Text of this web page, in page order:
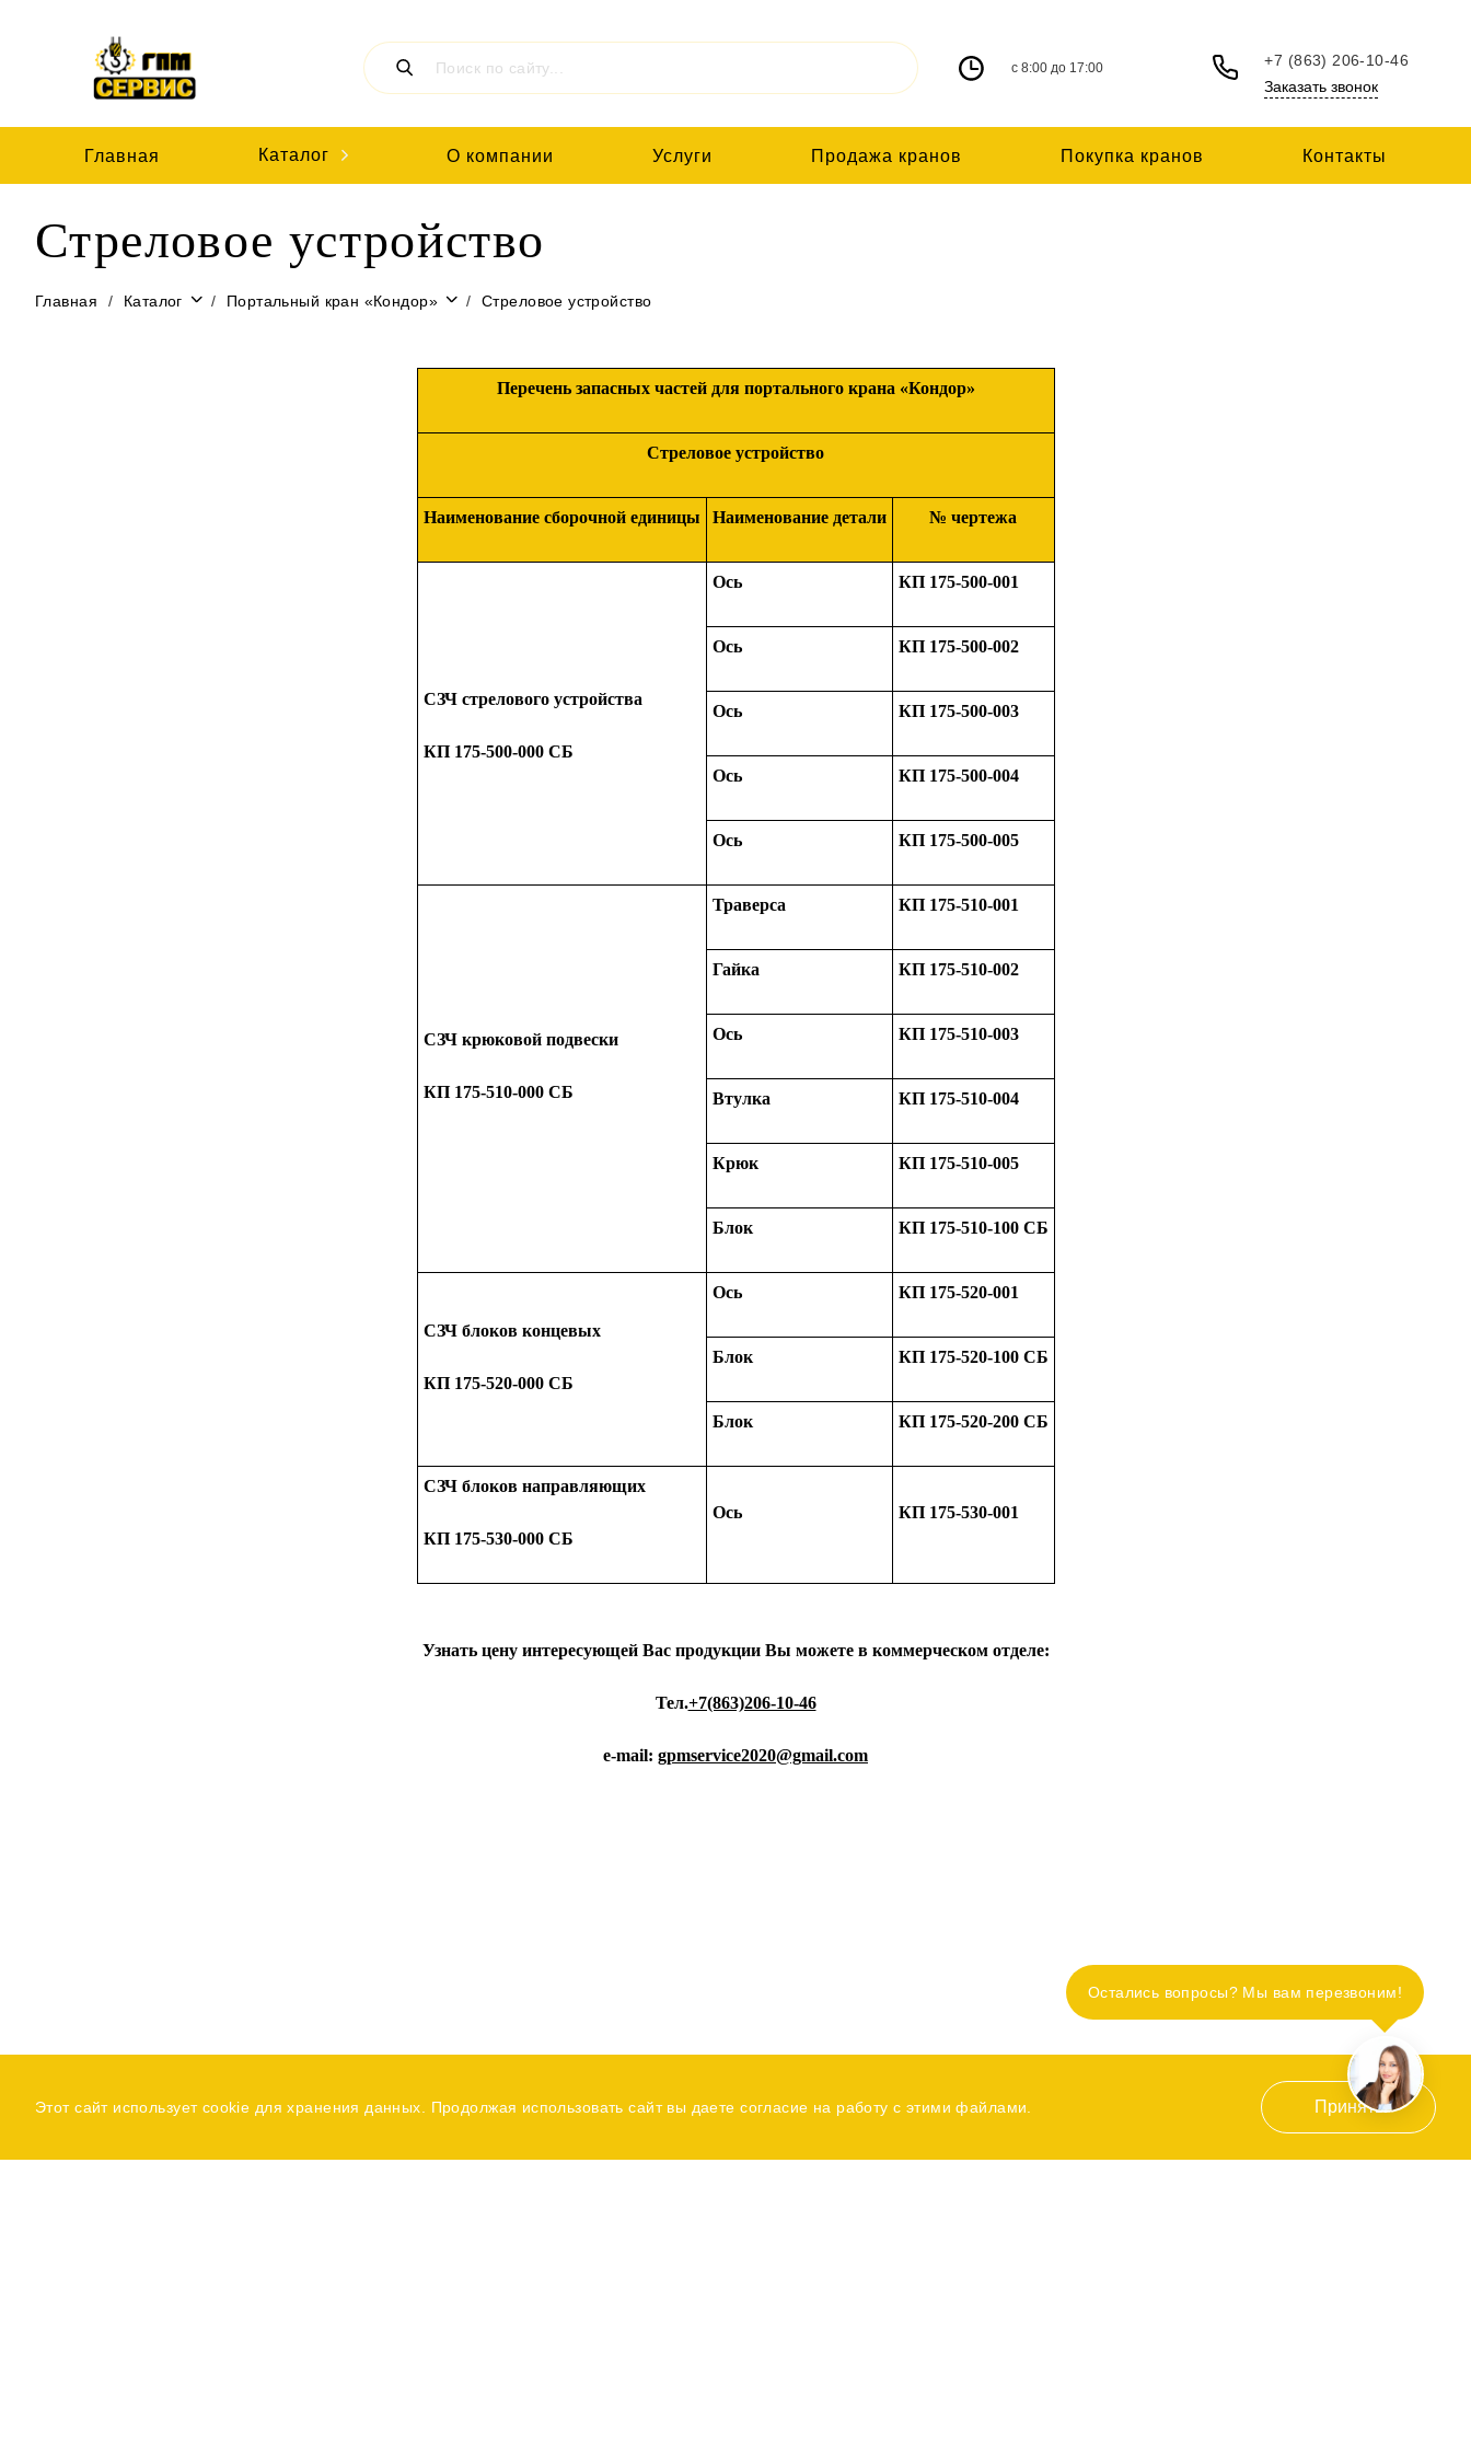
Остались вопросы? Мы вам перезвоним!
c 8:00 до 17:00
+7 (863) 206-10-46
Заказать звонок
Главная Каталог О компании Услуги Продажа кранов Покупка кранов Контакты
Стреловое устройство
Главная Каталог Портальный кран «Кондор» Стреловое устройство
Перечень запасных частей для портального крана «Кондор»
Стреловое устройство
Наименование сборочной единицы Наименование детали № чертежа
СЗЧ стрелового устройства
КП 175-500-000 СБ
Ось КП 175-500-001
Ось КП 175-500-002
Ось КП 175-500-003
Ось КП 175-500-004
Ось КП 175-500-005
СЗЧ крюковой подвески
КП 175-510-000 СБ
Траверса КП 175-510-001
Гайка КП 175-510-002
Ось КП 175-510-003
Втулка КП 175-510-004
Крюк КП 175-510-005
Блок КП 175-510-100 СБ
СЗЧ блоков концевых
КП 175-520-000 СБ
Ось КП 175-520-001
Блок КП 175-520-100 СБ
Блок КП 175-520-200 СБ
СЗЧ блоков направляющих
КП 175-530-000 СБ
Ось КП 175-530-001
Узнать цену интересующей Вас продукции Вы можете в коммерческом отделе:
Тел.+7(863)206-10-46
e-mail: gpmservice2020@gmail.com
Этот сайт использует cookie для хранения данных. Продолжая использовать сайт вы даете согласие на работу с этими файлами. Принять